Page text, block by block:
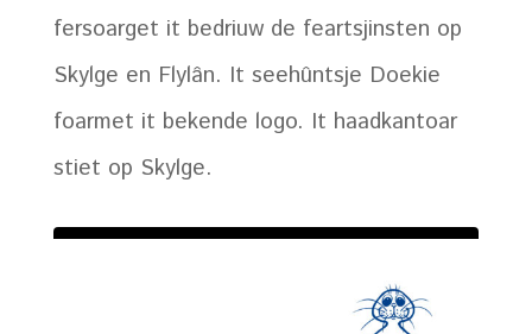
fersoarget it bedriuw de feartsjinsten op
Skylge en Flylân. It seehûntsje Doekie
foarmet it bekende logo. It haadkantoar
stiet op Skylge.